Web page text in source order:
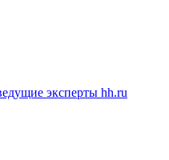
эксперты hh.ru